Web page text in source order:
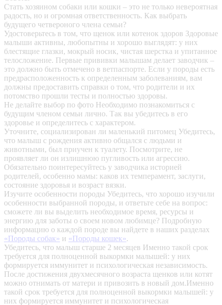
Стать хозяином собаки или кошки – это не только невероятная
радость, но и огромная ответственность. Как выбрать
будущего четвероного члена семьи?
Удостоверьтесь в том, что щенок или котенок здоров Здоровые
малыши активны, любопытны и хорошо выглядят: у них
блестящие глазки, мокрый носик, чистая шерстка и упитанное
телосложение. Первые прививки малышам делает заводчик –
это должно быть отмечено в ветпаспорте. Если у породы есть
предрасположенность к определенным заболеваниям, вам
должны предоставить справки о том, что родители и их
потомство прошли тесты и полностью здоровы.
Не делайте выбор по фото Необходимо познакомиться с
будущим членом семьи лично. Так вы убедитесь в его
здоровье и определитесь с характером.
Уточните, социализирован ли маленький питомец Убедитесь,
что малыш с рождения активно общался с людьми и
животными, был приучен к туалету. Посмотрите, не
проявляет ли он излишнюю пугливость или агрессию.
Обязательно поинтересуйтесь у заводчика историей
родителей, особенно мамы: каков их темперамент, заслуги,
состояние здоровья и возраст вязки.
Изучите особенности породы Убедитесь, что хорошо изучили
особенности выбранной породы, и ответьте себе на вопрос:
сможете ли вы выделить необходимое время, ресурсы и
энергию для заботы о своем новом любимце? Подробную
информацию о каждой породе вы найдете в наших разделах
«Породы собак» и «Породы кошек».
Убедитесь, что малыш старше 2 месяцев Именно такой срок
требуется для полноценной выкормки малышей: у них
формируется иммунитет и психологическая независимость.
После достижения двухмесячного возраста щенков или котят
можно отнимать от матери и привозить в новый дом.Именно
такой срок требуется для полноценной выкормки малышей: у
них формируется иммунитет и психологическая